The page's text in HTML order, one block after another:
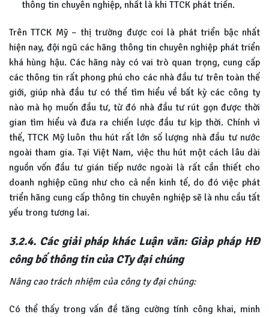
thông tin chuyên nghiệp, nhất là khi TTCK phát triển.
Trên TTCK Mỹ – thị trường được coi là phát triển bậc nhất
hiện nay, đội ngũ các hãng thông tin chuyên nghiệp phát triển
khá hùng hậu. Các hãng này có vai trò quan trọng, cung cấp
các thông tin rất phong phú cho các nhà đầu tư trên toàn thế
giới, giúp nhà đầu tư có thể tìm hiểu về bất kỳ các công ty
nào mà họ muốn đầu tư, từ đó nhà đầu tư rút gọn được thời
gian tìm hiểu và đưa ra chiến lược đầu tư kịp thời. Chính vì
thế, TTCK Mỹ luôn thu hút rất lớn số lượng nhà đầu tư nước
ngoài tham gia. Tại Việt Nam, việc thu hút một cách lâu dài
nguồn vốn đầu tư gián tiếp nước ngoài là rất cần thiết cho
doanh nghiệp cũng như cho cả nền kinh tế, do đó việc phát
triển hãng cung cấp thông tin chuyên nghiệp sẽ là nhu cầu tất
yếu trong tương lai.
3.2.4. Các giải pháp khác Luận văn: Giảp pháp HĐ
công bố thông tin của CTy đại chúng
Nâng cao trách nhiệm của công ty đại chúng:
Có thể thấy trong vấn đề tăng cường tính công khai, minh